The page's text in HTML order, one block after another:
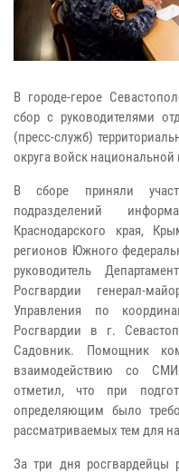
В городе-герое
сбор с руководителями
(пресс-служб)
округа войск
В сборе приняли
подразделений
Краснодарского края,
регионов Южного
руководитель
Росгвардии генерал-
Управления по
Росгвардии в г.
Садовник. Помощник
взаимодействию со
отметил, что при
определяющим было
рассматриваемых тем для
За три дня росгвардейцы